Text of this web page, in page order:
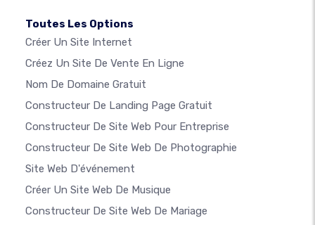
Toutes Les Options
Créer Un Site Internet
Créez Un Site De Vente En Ligne
Nom De Domaine Gratuit
Constructeur De Landing Page Gratuit
Constructeur De Site Web Pour Entreprise
Constructeur De Site Web De Photographie
Site Web D'événement
Créer Un Site Web De Musique
Constructeur De Site Web De Mariage